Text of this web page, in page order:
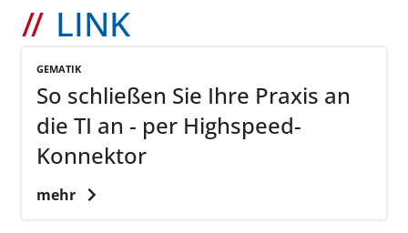
LINK
GEMATIK
So schließen Sie Ihre Praxis an
die TI an - per Highspeed-
Konnektor
mehr